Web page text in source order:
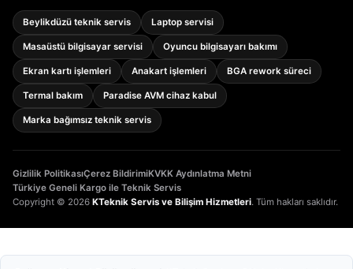
Beylikdüzü teknik servis Laptop servisi
Masaüstü bilgisayar servisi Oyuncu bilgisayarı bakımı
Ekran kartı işlemleri Anakart işlemleri BGA rework süreci
Termal bakım Paradise AVM cihaz kabul
Marka bağımsız teknik servis
Copyright © 2026 KTeknik Servis ve Bilişim Hizmetleri. Tüm hakları saklıdır.
Gizlilik PolitikasıÇerez BildirimiKVKK Aydınlatma Metni
Türkiye Geneli Kargo ile Teknik Servis